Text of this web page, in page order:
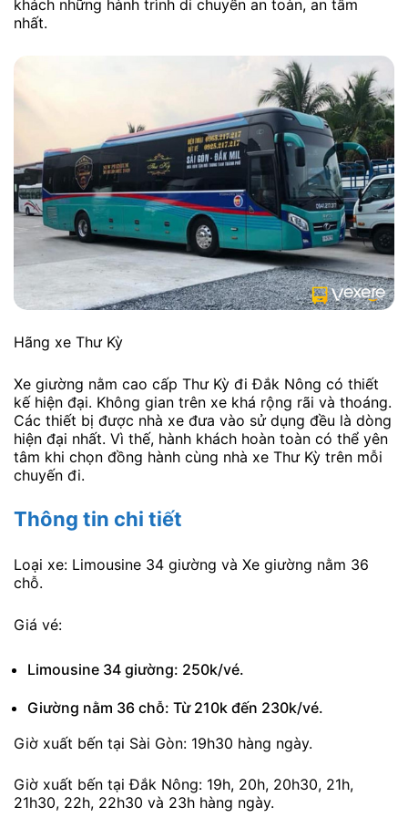
khách những hành trình di chuyển an toàn, an tâm
nhất.
Hãng xe Thư Kỳ
Xe giường nằm cao cấp Thư Kỳ đi Đắk Nông có thiết
kế hiện đại. Không gian trên xe khá rộng rãi và thoáng.
Các thiết bị được nhà xe đưa vào sử dụng đều là dòng
hiện đại nhất. Vì thế, hành khách hoàn toàn có thể yên
tâm khi chọn đồng hành cùng nhà xe Thư Kỳ trên mỗi
chuyến đi.
Thông tin chi tiết
Loại xe: Limousine 34 giường và Xe giường nằm 36
chỗ.
Giá vé:
Limousine 34 giường: 250k/vé.
Giường nằm 36 chỗ: Từ 210k đến 230k/vé.
Giờ xuất bến tại Sài Gòn: 19h30 hàng ngày.
Giờ xuất bến tại Đắk Nông: 19h, 20h, 20h30, 21h,
21h30, 22h, 22h30 và 23h hàng ngày.